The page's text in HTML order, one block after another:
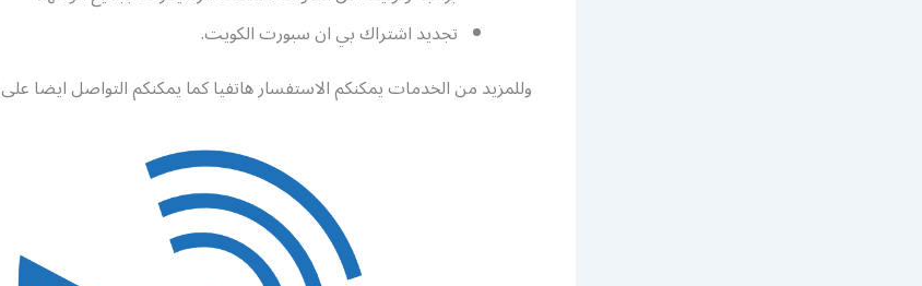
تجديد اشتراك بي ان سبورت الكويت.
وللمزيد من الخدمات يمكنكم الاستفسار هاتفيا كما يمكنكم التواصل ايضا على 99009693 .